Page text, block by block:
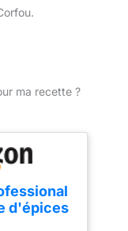
ma recette ?
d'épices